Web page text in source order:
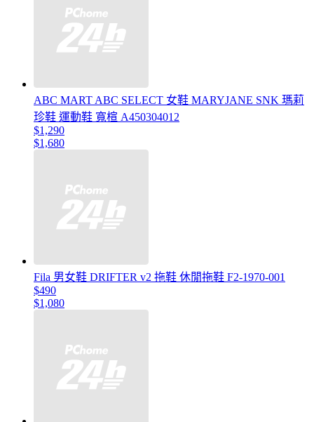
ABC MART ABC SELECT 女鞋 MARYJANE SNK 瑪莉
珍鞋 運動鞋 寬楦 A450304012
$1,290
$1,680
Fila 男女鞋 DRIFTER v2 拖鞋 休閒拖鞋 F2-1970-001
$490
$1,080